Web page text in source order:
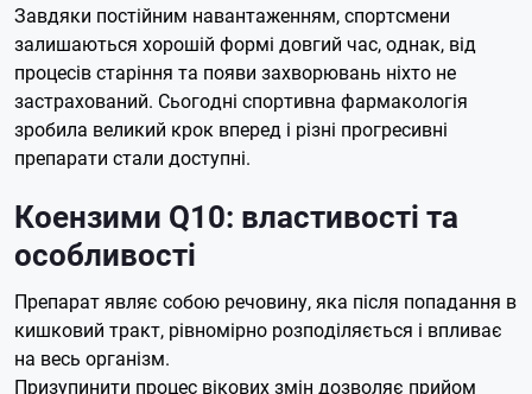
Завдяки постійним навантаженням, спортсмени
залишаються хорошій формі довгий час, однак, від
процесів старіння та появи захворювань ніхто не
застрахований. Сьогодні спортивна фармакологія
зробила великий крок вперед і різні прогресивні
препарати стали доступні.
Коензими Q10: властивості та
особливості
Препарат являє собою речовину, яка після попадання в
кишковий тракт, рівномірно розподіляється і впливає
на весь організм.
Призупинити процес вікових змін дозволяє прийом